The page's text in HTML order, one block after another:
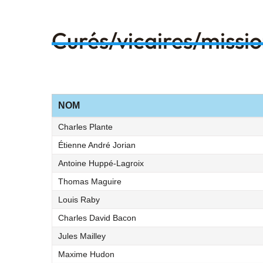
Curés/vicaires/
NOM
Charles Plante
Étienne André Jorian
Antoine Huppé-Lagroix
Thomas Maguire
Louis Raby
Charles David Bacon
Jules Mailley
Maxime Hudon